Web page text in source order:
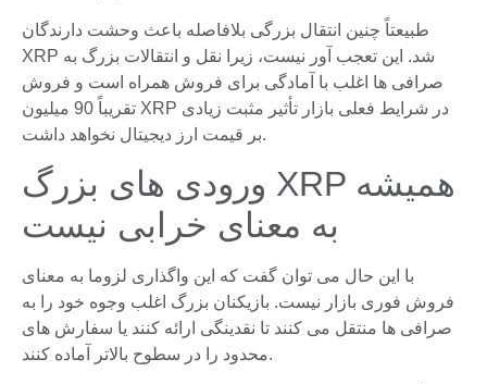
طبیعتاً چنین انتقال بزرگی بلافاصله باعث وحشت دارندگان
XRP شد. این تعجب آور نیست، زیرا نقل و انتقالات بزرگ به
صرافی ها اغلب با آمادگی برای فروش همراه است و فروش
تقریباً 90 میلیون XRP در شرایط فعلی بازار تأثیر مثبت زیادی
بر قیمت ارز دیجیتال نخواهد داشت.
ورودی های بزرگ XRP همیشه
به معنای خرابی نیست
با این حال می توان گفت که این واگذاری لزوما به معنای
فروش فوری بازار نیست. بازیکنان بزرگ اغلب وجوه خود را به
صرافی ها منتقل می کنند تا نقدینگی ارائه کنند یا سفارش های
محدود را در سطوح بالاتر آماده کنند.